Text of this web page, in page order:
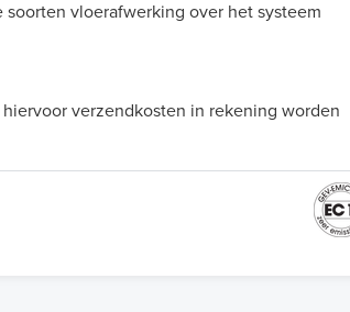
vloerafwerking over het systeem
verzendkosten in rekening worden